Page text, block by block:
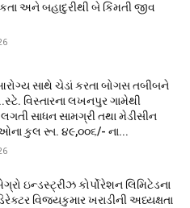
અને બહાદુરીથી બે કિંમતી જીવ
સાથે ચેડાં કરતા બોગસ તબીબને
વિસ્તારના લખનપુર ગામેથી
સાધન સામગ્રી તથા મેડીસીન
કુલ રૂા. ૪૯,૦૦૬/- ના...
ઇન્ડસ્ટ્રીઝ કોર્પોરેશન લિમિટેડના
વિજયકુમાર ખરાડીની અધ્યક્ષતા